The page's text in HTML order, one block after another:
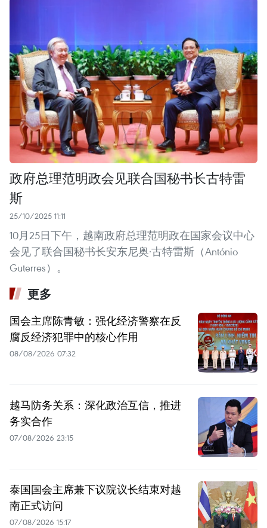
政府总理范明政会见联合国秘书长古特雷
斯
25/10/2025 11:11
10月25日下午，越南政府总理范明政在国家会议中心
会见了联合国秘书长安东尼奥·古特雷斯（António
Guterres）。
更多
国会主席陈青敏：强化经济警察在反
腐反经济犯罪中的核心作用
08/08/2026 07:32
越马防务关系：深化政治互信，推进
务实合作
07/08/2026 23:15
泰国国会主席兼下议院议长结束对越
南正式访问
07/08/2026 15:17